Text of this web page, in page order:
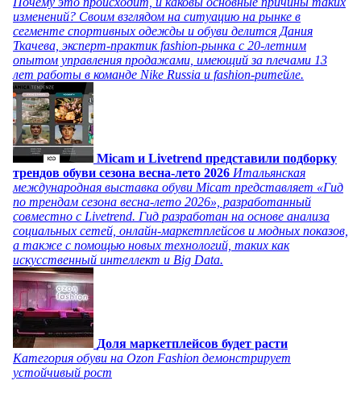
изменений? Своим взглядом на ситуацию на рынке в
сегменте спортивных одежды и обуви делится Дания
Ткачева, эксперт-практик fashion-рынка с 20-летним
опытом управления продажами, имеющий за плечами 13
лет работы в команде Nike Russia и fashion-ритейле.
Micam и Livetrend представили подборку
трендов обуви сезона весна-лето 2026 Итальянская
международная выставка обуви Micam представляет «Гид
по трендам сезона весна-лето 2026», разработанный
совместно с Livetrend. Гид разработан на основе анализа
социальных сетей, онлайн-маркетплейсов и модных показов,
а также с помощью новых технологий, таких как
искусственный интеллект и Big Data.
Доля маркетплейсов будет расти
Категория обуви на Ozon Fashion демонстрирует
устойчивый рост